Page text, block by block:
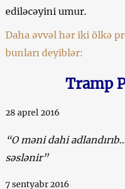
ediləcəyini umur.
Daha əvvəl hər iki ölkə
bunları deyiblər:
Tramp
28 aprel 2016
“O məni dahi
səslənir”
7 sentyabr 2016